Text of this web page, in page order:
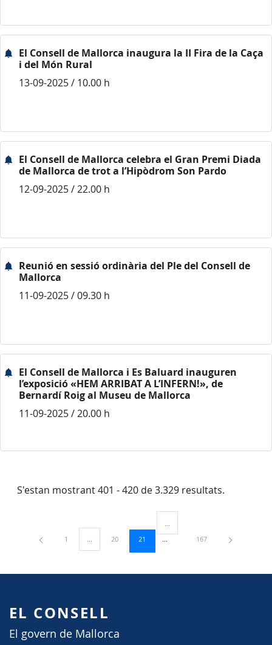
El Consell de Mallorca inaugura la II Fira de la Caça
i del Món Rural
13-09-2025 / 10.00 h
El Consell de Mallorca celebra el Gran Premi Diada
de Mallorca de trot a l’Hipòdrom Son Pardo
12-09-2025 / 22.00 h
Reunió en sessió ordinària del Ple del Consell de
Mallorca
11-09-2025 / 09.30 h
El Consell de Mallorca i Es Baluard inauguren
l’exposició «HEM ARRIBAT A L’INFERN!», de
Bernardí Roig al Museu de Mallorca
11-09-2025 / 20.00 h
S'estan mostrant 401 - 420 de 3.329 resultats.
Pàgina
1 ...Pàgines intermèdies Utilitzeu TAB per navegar.
Pàgina
20 Pàgina
21
Pàgines intermèdies Utilitzeu
Pàgina
167
EL CONSELL
El govern de Mallorca